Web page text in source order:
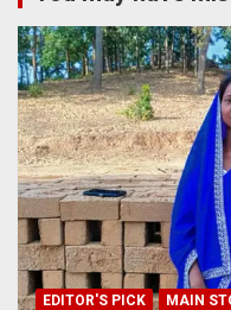
EDITOR'S PICK MAIN